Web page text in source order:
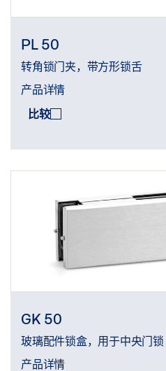
PL 50
转角锁门夹，带方形锁舌
产品详情
比较
GK 50
玻璃配件锁盒，用于中央门锁
产品详情